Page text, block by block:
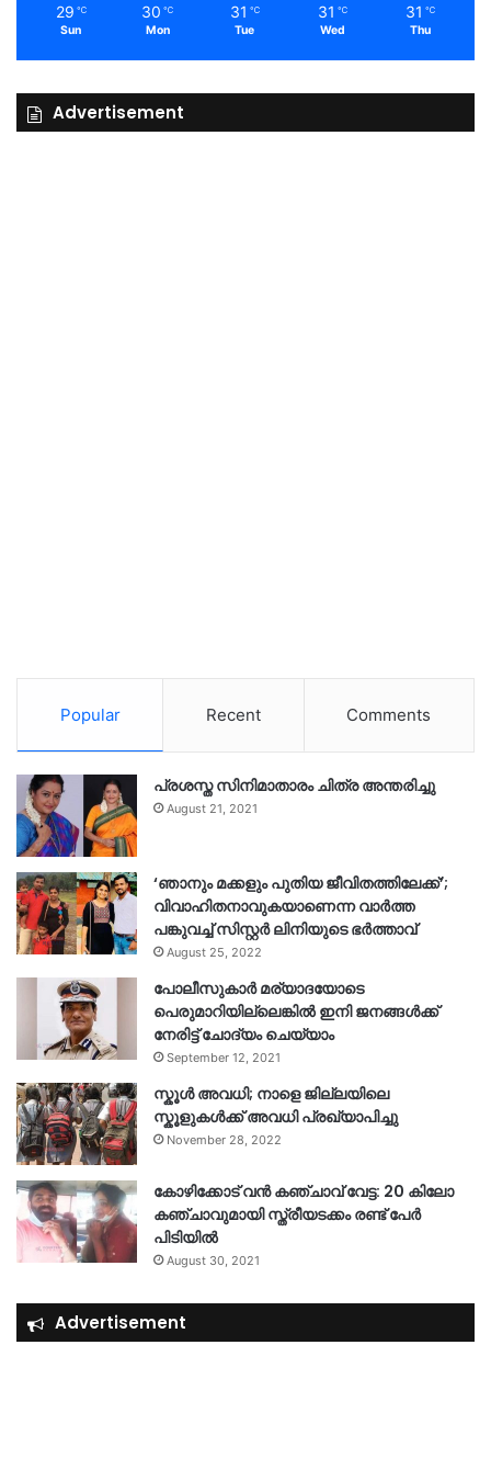
29 ℃
Sun
30 ℃
Mon
31 ℃
Tue
31 ℃
Wed
31 ℃
Thu
Advertisement
Popular Recent Comments
പ്രശസ്ത സിനിമാതാരം ചിത്ര അന്തരിച്ചു
August 21, 2021
‘ഞാനും മക്കളും പുതിയ ജീവിതത്തിലേക്ക്’;
വിവാഹിതനാവുകയാണെന്ന വാർത്ത
പങ്കുവച്ച് സിസ്റ്റർ ലിനിയുടെ ഭർത്താവ്
August 25, 2022
പോലീസുകാര്‍ മര്യാദയോടെ
പെരുമാറിയില്ലെങ്കില്‍ ഇനി ജനങ്ങള്‍ക്ക്
നേരിട്ട് ചോദ്യം ചെയ്യാം
September 12, 2021
സ്കൂൾ അവധി; നാളെ ജില്ലയിലെ
സ്കൂളുകൾക്ക് അവധി പ്രഖ്യാപിച്ചു
November 28, 2022
കോഴിക്കോട് വൻ കഞ്ചാവ് വേട്ട: 20 കിലോ
കഞ്ചാവുമായി സ്ത്രീയടക്കം രണ്ട് പേർ
പിടിയിൽ
August 30, 2021
Advertisement